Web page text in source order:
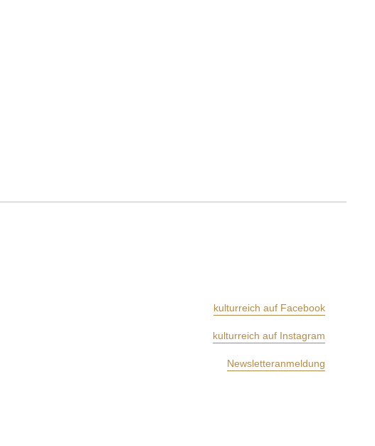
kulturreich auf Facebook
kulturreich auf Instagram
Newsletteranmeldung